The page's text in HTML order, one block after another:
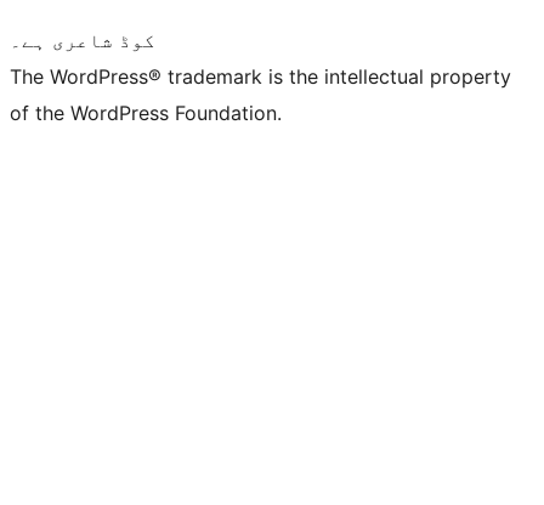
کوڈ شاعری ہے۔
The WordPress® trademark is the intellectual property
of the WordPress Foundation.